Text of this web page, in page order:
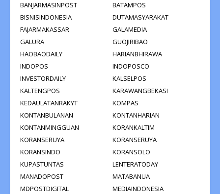
BANJARMASINPOST
BATAMPOS
BISNISINDONESIA
DUTAMASYARAKAT
FAJARMAKASSAR
GALAMEDIA
GALURA
GUOJIRIBAO
HAOBAODAILY
HARIANBHIRAWA
INDOPOS
INDOPOSCO
INVESTORDAILY
KALSELPOS
KALTENGPOS
KARAWANGBEKASI
KEDAULATANRAKYT
KOMPAS
KONTANBULANAN
KONTANHARIAN
KONTANMINGGUAN
KORANKALTIM
KORANSERUYA
KORANSERUYA
KORANSINDO
KORANSOLO
KUPASTUNTAS
LENTERATODAY
MANADOPOST
MATABANUA
MDPOSTDIGITAL
MEDIAINDONESIA